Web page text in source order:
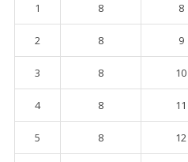
1 8 8
2 8 9
3 8 10
4 8 11
5 8 12